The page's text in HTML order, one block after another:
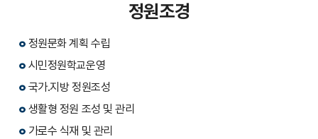
정원조경
정원문화 계획 수립
시민정원학교운영
국가․지방 정원조성
생활형 정원 조성 및 관리
가로수 식재 및 관리